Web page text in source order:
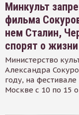
Минкульт
фильма
нем Сталин,
спорят о жизни
Министерство
Александра
году, на
Москве с 10 по 15